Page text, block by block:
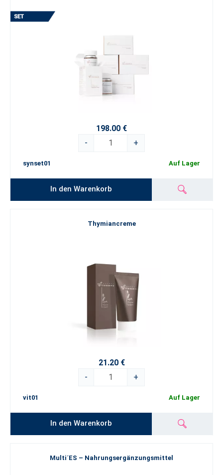
198.00 €
-
+
synset01 Auf Lager
In den Warenkorb
Thymiancreme
21.20 €
-
+
vit01 Auf Lager
In den Warenkorb
Multi´ES – Nahrungsergänzungsmittel